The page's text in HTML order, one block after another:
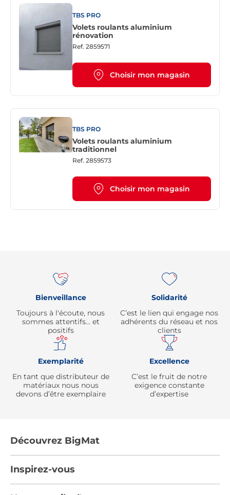
TBS PRO
Volets roulants aluminium
rénovation
Ref. 2859571
Choisir mon magasin
TBS PRO
Volets roulants aluminium
traditionnel
Ref. 2859573
Choisir mon magasin
Bienveillance
Toujours à l'écoute, nous
sommes attentifs… et
positifs
Solidarité
C’est le lien qui engage nos
adhérents du réseau et nos
clients
Exemplarité
En tant que distributeur de
matériaux nous nous
devons d’être exemplaire
Excellence
C’est le fruit de notre
exigence constante
d’expertise
Découvrez BigMat
Inspirez-vous